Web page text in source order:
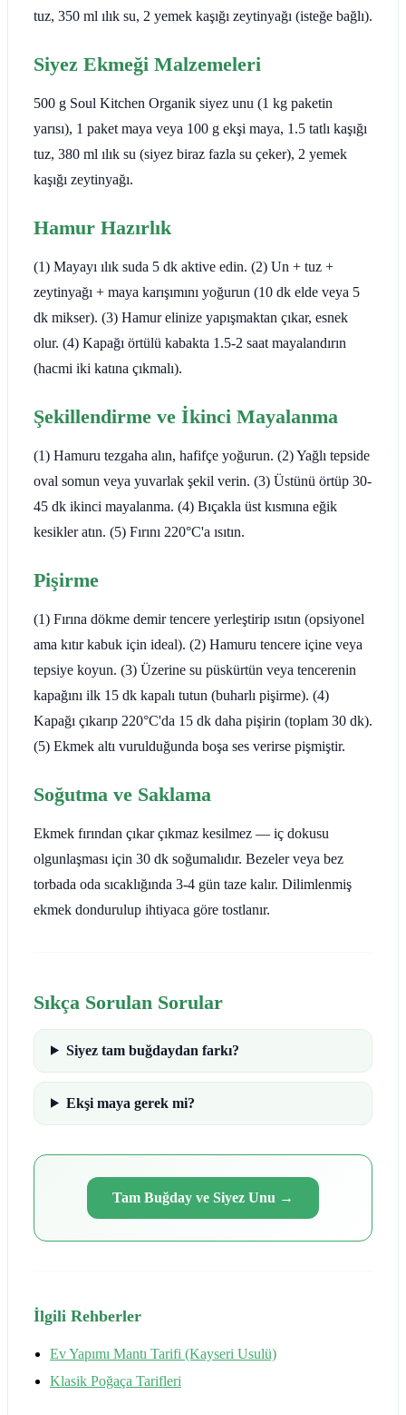
tuz, 350 ml ılık su, 2 yemek kaşığı zeytinyağı (isteğe bağlı).
Siyez Ekmeği Malzemeleri
500 g Soul Kitchen Organik siyez unu (1 kg paketin
yarısı), 1 paket maya veya 100 g ekşi maya, 1.5 tatlı kaşığı
tuz, 380 ml ılık su (siyez biraz fazla su çeker), 2 yemek
kaşığı zeytinyağı.
Hamur Hazırlık
(1) Mayayı ılık suda 5 dk aktive edin. (2) Un + tuz +
zeytinyağı + maya karışımını yoğurun (10 dk elde veya 5
dk mikser). (3) Hamur elinize yapışmaktan çıkar, esnek
olur. (4) Kapağı örtülü kabakta 1.5-2 saat mayalandırın
(hacmi iki katına çıkmalı).
Şekillendirme ve İkinci Mayalanma
(1) Hamuru tezgaha alın, hafifçe yoğurun. (2) Yağlı tepside
oval somun veya yuvarlak şekil verin. (3) Üstünü örtüp 30-
45 dk ikinci mayalanma. (4) Bıçakla üst kısmına eğik
kesikler atın. (5) Fırını 220°C'a ısıtın.
Pişirme
(1) Fırına dökme demir tencere yerleştirip ısıtın (opsiyonel
ama kıtır kabuk için ideal). (2) Hamuru tencere içine veya
tepsiye koyun. (3) Üzerine su püskürtün veya tencerenin
kapağını ilk 15 dk kapalı tutun (buharlı pişirme). (4)
Kapağı çıkarıp 220°C'da 15 dk daha pişirin (toplam 30 dk).
(5) Ekmek altı vurulduğunda boşa ses verirse pişmiştir.
Soğutma ve Saklama
Ekmek fırından çıkar çıkmaz kesilmez — iç dokusu
olgunlaşması için 30 dk soğumalıdır. Bezeler veya bez
torbada oda sıcaklığında 3-4 gün taze kalır. Dilimlenmiş
ekmek dondurulup ihtiyaca göre tostlanır.
Sıkça Sorulan Sorular
Siyez tam buğdaydan farkı?
Ekşi maya gerek mi?
Tam Buğday ve Siyez Unu →
İlgili Rehberler
Ev Yapımı Mantı Tarifi (Kayseri Usulü)
Klasik Poğaça Tarifleri